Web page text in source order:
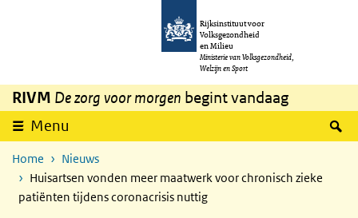
Overslaan en naar de inhoud gaan
Rijksinstituut voor
Volksgezondheid
en Milieu
Ministerie van Volksgezondheid,
Welzijn en Sport
RIVM De zorg voor morgen begint vandaag
Menu
Home
Nieuws
Huisartsen vonden meer maatwerk voor chronisch zieke
patiënten tijdens coronacrisis nuttig